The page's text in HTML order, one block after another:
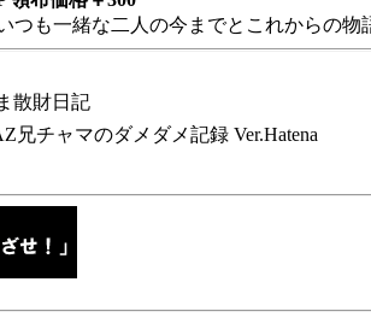
つも一緒な二人の今までとこれからの
散財日記
兄チャマのダメダメ記録 Ver.Hatena